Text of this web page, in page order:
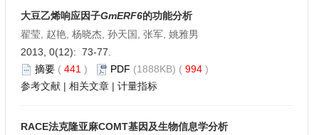
大豆乙烯响应因子GmERF6的功能分析
翟莹, 赵艳, 杨晓杰, 孙天国, 张军, 姚雅男
2013, 0(12): 73-77.
摘要 ( 441 ) PDF (1888KB) ( 994 )
参考文献 | 相关文章 | 计量指标
RACE法克隆亚麻COMT基因及生物信息学分析